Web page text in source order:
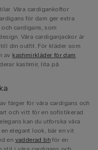
Våra cardigankoftor
för dam ger extra
cardigans, som
Våra cardiganjackor är
din outfit. För kläder som
avkashmirkläder för dam
kashmir, lita på
färger för våra cardigans och
och vitt för en sofistikerad
kan du utforska våra
elegant look, bär en vit
en vadderad bh för en